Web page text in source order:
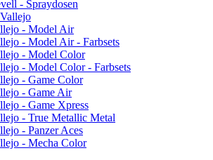
- Spraydosen
- Model Air
- Model Air - Farbsets
- Model Color
- Model Color - Farbsets
- Game Color
- Game Air
- Game Xpress
- True Metallic Metal
- Panzer Aces
- Mecha Color